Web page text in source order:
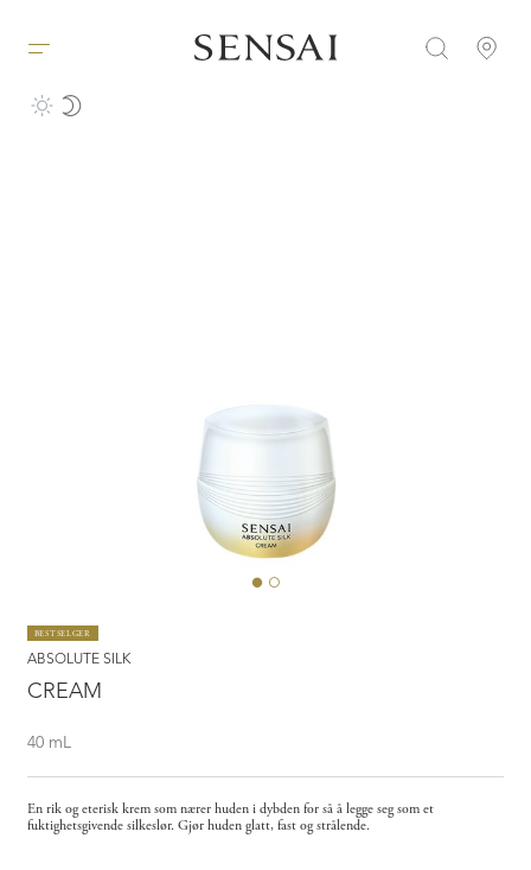
BESTSELGER
ABSOLUTE SILK
CREAM
40 mL
En rik og eterisk krem som nærer huden i dybden for så å legge seg som et
fuktighetsgivende silkeslør. Gjør huden glatt, fast og strålende.